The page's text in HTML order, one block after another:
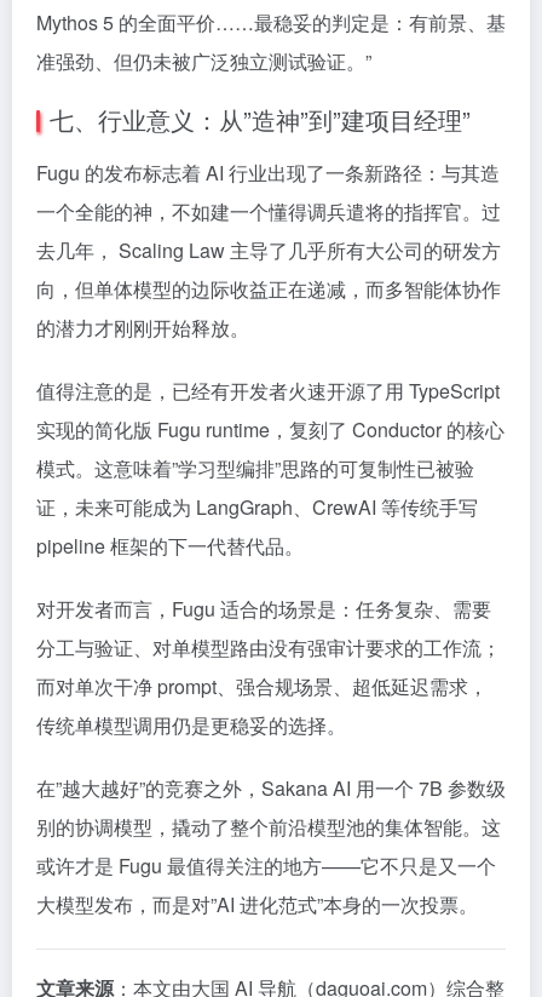
Mythos 5 的全面平价……最稳妥的判定是：有前景、基
准强劲、但仍未被广泛独立测试验证。”
七、行业意义：从”造神”到”建项目经理”
Fugu 的发布标志着 AI 行业出现了一条新路径：与其造
一个全能的神，不如建一个懂得调兵遣将的指挥官。过
去几年， Scaling Law 主导了几乎所有大公司的研发方
向，但单体模型的边际收益正在递减，而多智能体协作
的潜力才刚刚开始释放。
值得注意的是，已经有开发者火速开源了用 TypeScript
实现的简化版 Fugu runtime，复刻了 Conductor 的核心
模式。这意味着”学习型编排”思路的可复制性已被验
证，未来可能成为 LangGraph、CrewAI 等传统手写
pipeline 框架的下一代替代品。
对开发者而言，Fugu 适合的场景是：任务复杂、需要
分工与验证、对单模型路由没有强审计要求的工作流；
而对单次干净 prompt、强合规场景、超低延迟需求，
传统单模型调用仍是更稳妥的选择。
在”越大越好”的竞赛之外，Sakana AI 用一个 7B 参数级
别的协调模型，撬动了整个前沿模型池的集体智能。这
或许才是 Fugu 最值得关注的地方——它不只是又一个
大模型发布，而是对”AI 进化范式”本身的一次投票。
文章来源：本文由大国 AI 导航（daguoai.com）综合整